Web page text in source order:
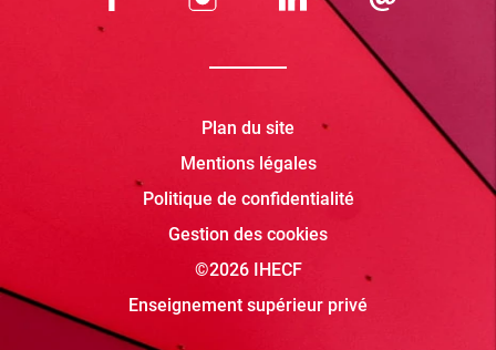
Plan du site
Mentions légales
Politique de confidentialité
Gestion des cookies
©2026 IHECF
Enseignement supérieur privé